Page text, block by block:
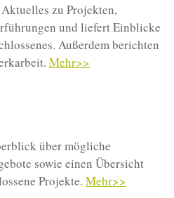
zu Projekten,
und liefert Einblicke
Außerdem berichten
Mehr>>
über mögliche
sowie einen Übersicht
Projekte. Mehr>>